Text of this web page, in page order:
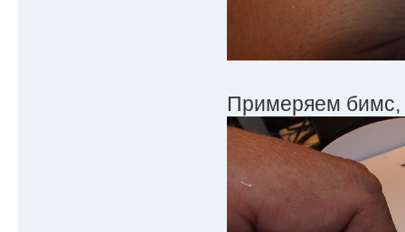
Примеряем бимс,